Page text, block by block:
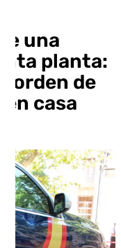
una
planta:
orden de
en casa